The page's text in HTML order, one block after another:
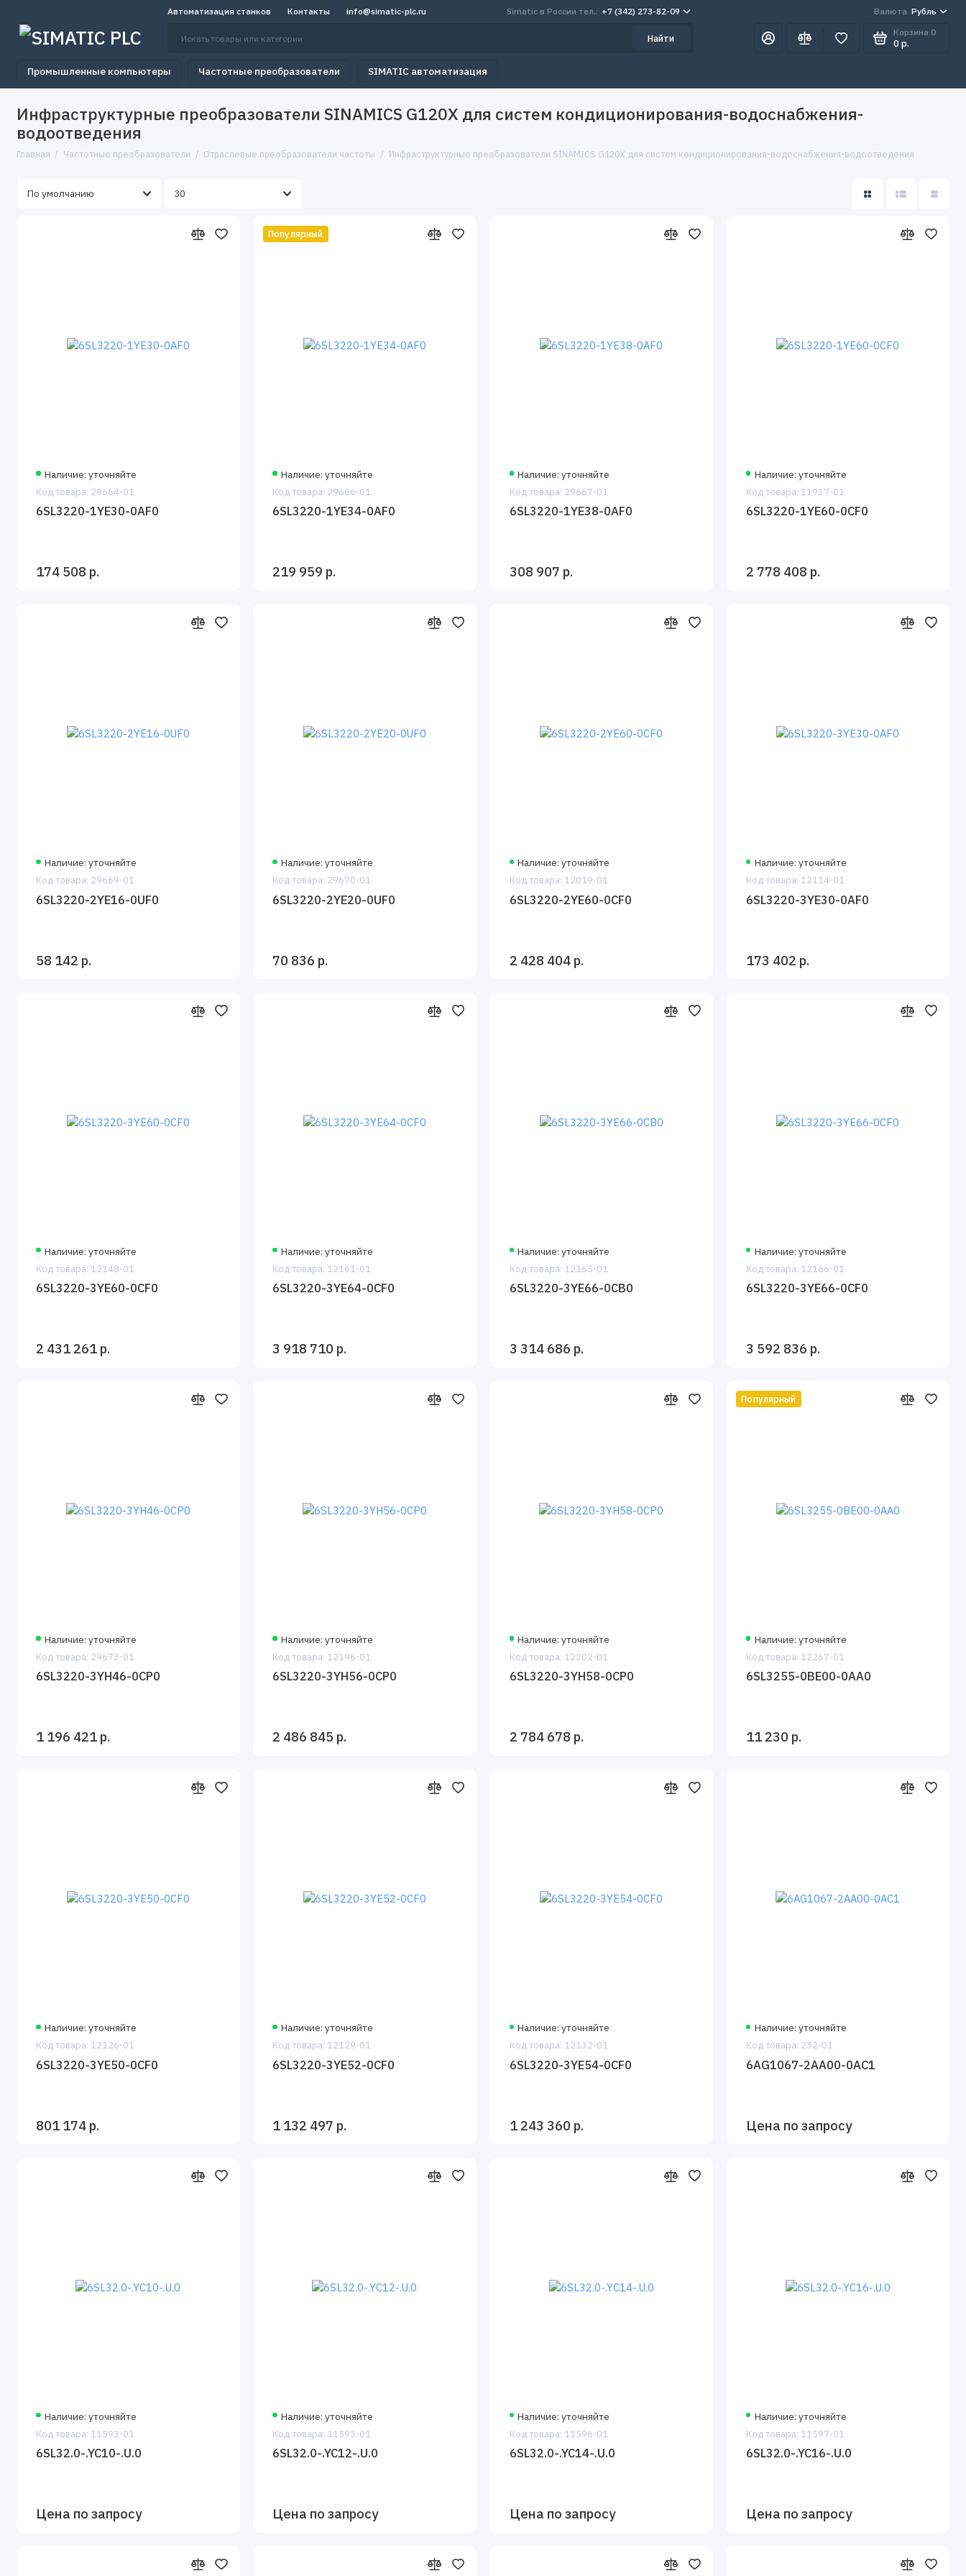
Автоматизация станков Контакты info@simatic-plc.ru Simatic в России тел.: +7 (342) 273-82-09 Валюта Рубль
Найти
Корзина 0
0 р.
Промышленные компьютеры Частотные преобразователи SIMATIC автоматизация
Инфраструктурные преобразователи SINAMICS G120X для систем кондиционирования-водоснабжения-
водоотведения
Главная Частотные преобразователи Отраслевые преобразователи частоты Инфраструктурные преобразователи SINAMICS G120X для систем кондиционирования-водоснабжения-водоотведения
Наличие: уточняйте
Код товара: 29664-01
6SL3220-1YE30-0AF0
174 508 р.
Популярный
Наличие: уточняйте
Код товара: 29666-01
6SL3220-1YE34-0AF0
219 959 р.
Наличие: уточняйте
Код товара: 29667-01
6SL3220-1YE38-0AF0
308 907 р.
Наличие: уточняйте
Код товара: 11937-01
6SL3220-1YE60-0CF0
2 778 408 р.
Наличие: уточняйте
Код товара: 29669-01
6SL3220-2YE16-0UF0
58 142 р.
Наличие: уточняйте
Код товара: 29670-01
6SL3220-2YE20-0UF0
70 836 р.
Наличие: уточняйте
Код товара: 12019-01
6SL3220-2YE60-0CF0
2 428 404 р.
Наличие: уточняйте
Код товара: 12114-01
6SL3220-3YE30-0AF0
173 402 р.
Наличие: уточняйте
Код товара: 12148-01
6SL3220-3YE60-0CF0
2 431 261 р.
Наличие: уточняйте
Код товара: 12161-01
6SL3220-3YE64-0CF0
3 918 710 р.
Наличие: уточняйте
Код товара: 12165-01
6SL3220-3YE66-0CB0
3 314 686 р.
Наличие: уточняйте
Код товара: 12166-01
6SL3220-3YE66-0CF0
3 592 836 р.
Наличие: уточняйте
Код товара: 29673-01
6SL3220-3YH46-0CP0
1 196 421 р.
Наличие: уточняйте
Код товара: 12196-01
6SL3220-3YH56-0CP0
2 486 845 р.
Наличие: уточняйте
Код товара: 12202-01
6SL3220-3YH58-0CP0
2 784 678 р.
Популярный
Наличие: уточняйте
Код товара: 12267-01
6SL3255-0BE00-0AA0
11 230 р.
Наличие: уточняйте
Код товара: 12126-01
6SL3220-3YE50-0CF0
801 174 р.
Наличие: уточняйте
Код товара: 12129-01
6SL3220-3YE52-0CF0
1 132 497 р.
Наличие: уточняйте
Код товара: 12132-01
6SL3220-3YE54-0CF0
1 243 360 р.
Наличие: уточняйте
Код товара: 232-01
6AG1067-2AA00-0AC1
Цена по запросу
Наличие: уточняйте
Код товара: 11593-01
6SL32.0-.YC10-.U.0
Цена по запросу
Наличие: уточняйте
Код товара: 11595-01
6SL32.0-.YC12-.U.0
Цена по запросу
Наличие: уточняйте
Код товара: 11596-01
6SL32.0-.YC14-.U.0
Цена по запросу
Наличие: уточняйте
Код товара: 11597-01
6SL32.0-.YC16-.U.0
Цена по запросу